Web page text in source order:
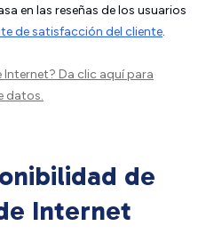
en las reseñas de los usuarios
de satisfacción del cliente.
Internet? Da clic aquípara
datos.
de
Internet